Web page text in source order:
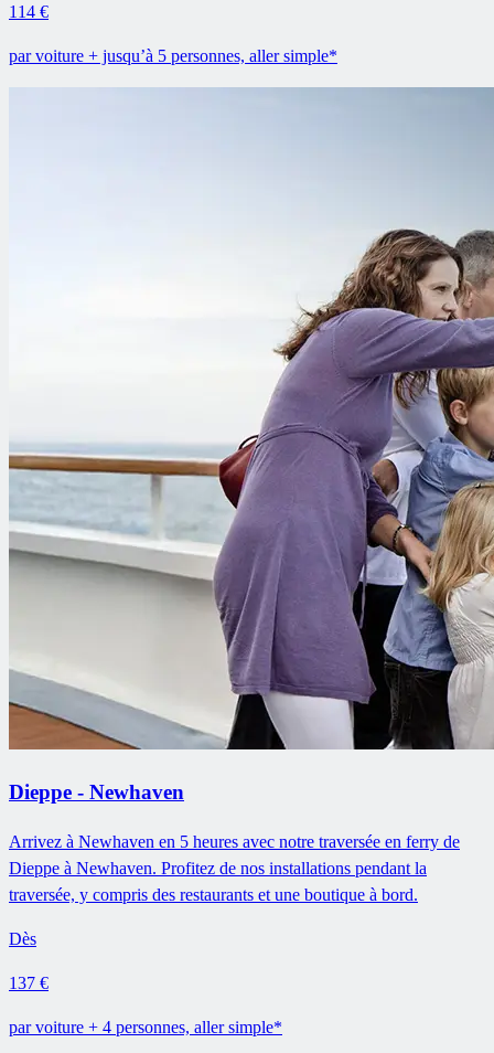
114 €
par voiture + jusqu’à 5 personnes, aller simple*
Dieppe - Newhaven
Arrivez à Newhaven en 5 heures avec notre traversée en ferry de
Dieppe à Newhaven. Profitez de nos installations pendant la
traversée, y compris des restaurants et une boutique à bord.
Dès
137 €
par voiture + 4 personnes, aller simple*